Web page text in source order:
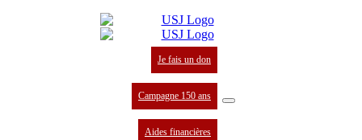
Je fais un don
Campagne 150 ans
Aides financières